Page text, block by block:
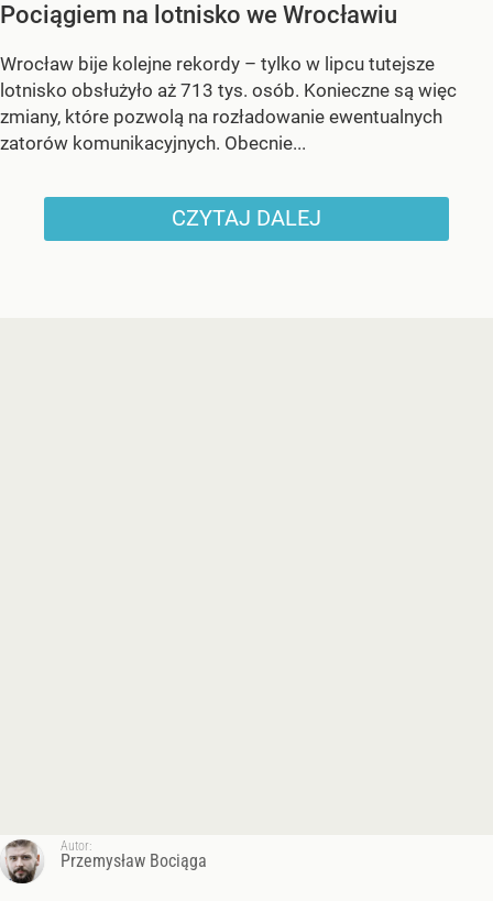
Pociągiem na lotnisko we Wrocławiu
Wrocław bije kolejne rekordy – tylko w lipcu tutejsze
lotnisko obsłużyło aż 713 tys. osób. Konieczne są więc
zmiany, które pozwolą na rozładowanie ewentualnych
zatorów komunikacyjnych. Obecnie...
CZYTAJ DALEJ
Autor:
Przemysław Bociąga